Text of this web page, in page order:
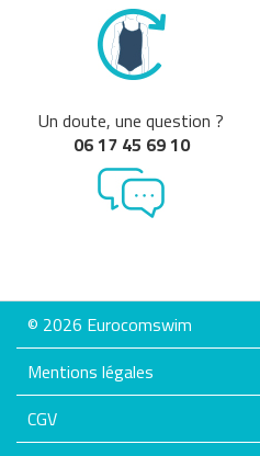
Un doute, une question ?
06 17 45 69 10
© 2026 Eurocomswim
Mentions légales
CGV